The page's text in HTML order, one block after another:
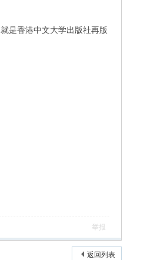
是香港中文大学出版社再版
举报
返回列表